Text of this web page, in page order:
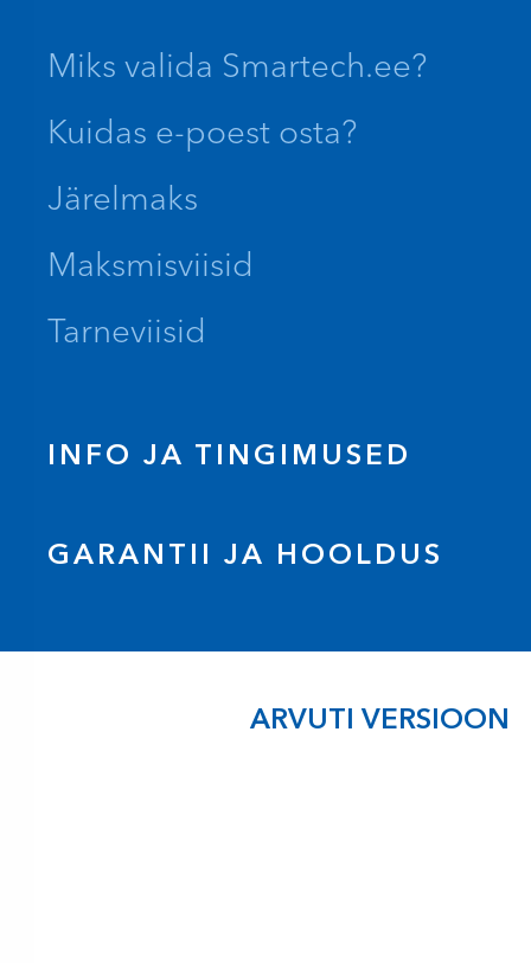
Miks valida Smartech.ee?
Kuidas e-poest osta?
Järelmaks
Maksmisviisid
Tarneviisid
INFO JA TINGIMUSED
GARANTII JA HOOLDUS
ARVUTI VERSIOON